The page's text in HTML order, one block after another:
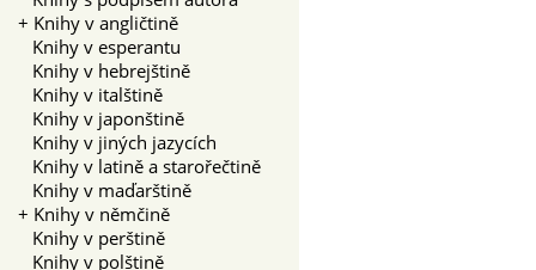
+ Knihy v angličtině
Knihy v esperantu
Knihy v hebrejštině
Knihy v italštině
Knihy v japonštině
Knihy v jiných jazycích
Knihy v latině a starořečtině
Knihy v maďarštině
+ Knihy v němčině
Knihy v perštině
Knihy v polštině